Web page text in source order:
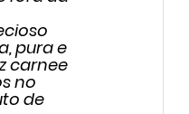
pura e
carnee
no
de